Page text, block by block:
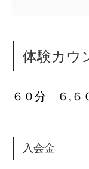
体験カウ
６０分 ６,６
入会金